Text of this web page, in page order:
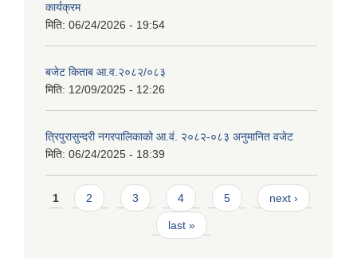
कार्यक्रम
मिति: 06/24/2026 - 19:54
बजेट किताब आ.व.२०८२/०८३
मिति: 12/09/2025 - 12:26
त्रिपुरासुन्दरी नगरपालिकाको आ.वं. २०८२-०८३ अनुमानित वजेट
मिति: 06/24/2025 - 18:39
Pages
1 2 3 4 5 next ›
last »